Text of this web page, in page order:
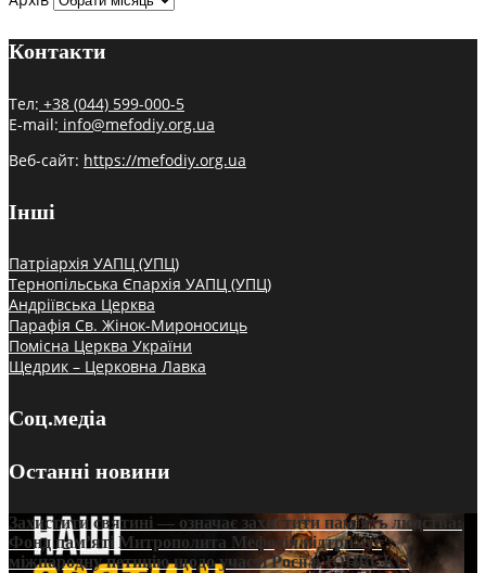
Контакти
Тел: +38 (044) 599-000-5
E-mail: info@mefodiy.org.ua
Веб-сайт: https://mefodiy.org.ua
Інші
Патріархія УАПЦ (УПЦ)
Тернопільська Єпархія УАПЦ (УПЦ)
Андріївська Церква
Парафія Св. Жінок-Мироносиць
Помісна Церква України
Щедрик – Церковна Лавка
Соц.медіа
Останні новини
Захистити святині — означає захистити пам’ять людства:
Фонд пам’яті Митрополита Мефодія підтримує
міжнародну петицію щодо участі Росії в ЮНЕСКО